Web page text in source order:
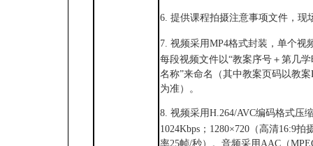
6. 提供课程拍摄注意事项文件，现
7. 视频采用MP4格式封装，单个视
每段视频文件以“教案序号＋第几
名称”来命名（其中教案页码以教
为准）。
8. 视频采用H.264/AVC编码格式压
1024Kbps；1280×720（高清16:9
率25帧/秒）。音频采用AAC（